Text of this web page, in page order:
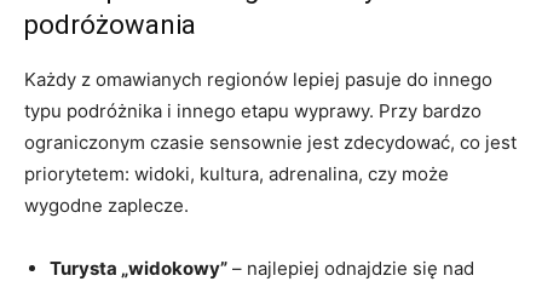
podróżowania
Każdy z omawianych regionów lepiej pasuje do innego
typu podróżnika i innego etapu wyprawy. Przy bardzo
ograniczonym czasie sensownie jest zdecydować, co jest
priorytetem: widoki, kultura, adrenalina, czy może
wygodne zaplecze.
Turysta „widokowy” – najlepiej odnajdzie się nad